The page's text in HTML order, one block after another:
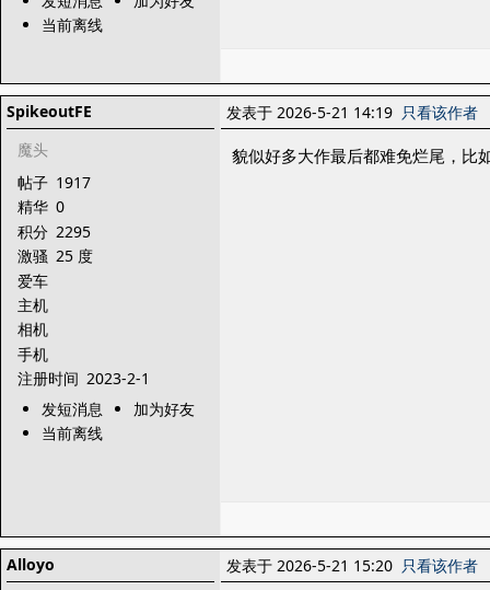
当前离线
SpikeoutFE
魔头
帖子 1917
精华 0
积分 2295
激骚 25 度
爱车
主机
相机
手机
注册时间 2023-2-1
发短消息
加为好友
当前离线
发表于 2026-5-21 14:19 只看该作者
貌似好多大作最后都难免烂尾，比
Alloyo
发表于 2026-5-21 15:20 只看该作者